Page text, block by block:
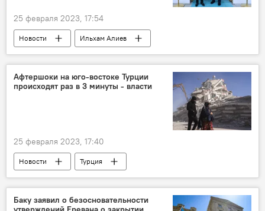
25 февраля 2023, 17:54
Новости
Ильхам Алиев
Реджеп Тайип Эрдоган
Стамбул
встреча
Афтершоки на юго-востоке Турции
происходят раз в 3 минуты - власти
25 февраля 2023, 17:40
Новости
Турция
разрушительные землетрясения
афтершоки
Баку заявил о безосновательности